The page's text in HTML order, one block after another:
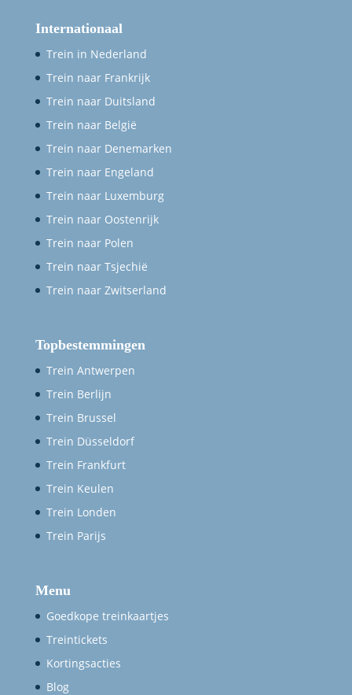
Internationaal
Trein in Nederland
Trein naar Frankrijk
Trein naar Duitsland
Trein naar België
Trein naar Denemarken
Trein naar Engeland
Trein naar Luxemburg
Trein naar Oostenrijk
Trein naar Polen
Trein naar Tsjechië
Trein naar Zwitserland
Topbestemmingen
Trein Antwerpen
Trein Berlijn
Trein Brussel
Trein Düsseldorf
Trein Frankfurt
Trein Keulen
Trein Londen
Trein Parijs
Menu
Goedkope treinkaartjes
Treintickets
Kortingsacties
Blog